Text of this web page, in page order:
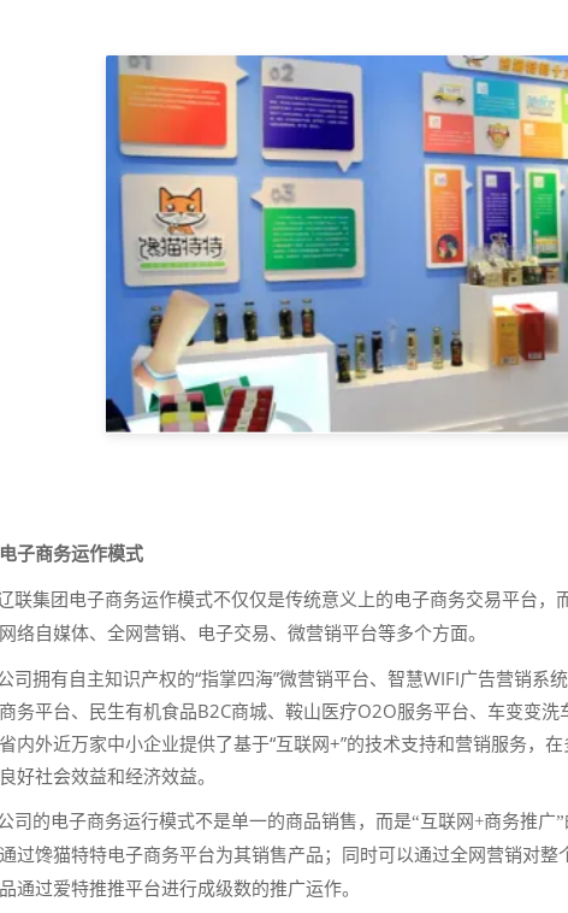
子商务运作模式
集团电子商务运作模式不仅仅是传统意义上的电子商务交易平台，
络自媒体、全网营销、电子交易、微营销平台等多个方面。
拥有自主知识产权的“指掌四海”微营销平台、智慧WIFI广告营销系
务平台、民生有机食品B2C商城、鞍山医疗O2O服务平台、车变变洗
内外近万家中小企业提供了基于“互联网+”的技术支持和营销服务，
好社会效益和经济效益。
的电子商务运行模式不是单一的商品销售，而是“互联网+商务推广
过馋猫特特电子商务平台为其销售产品；同时可以通过全网营销对
通过爱特推推平台进行成级数的推广运作。